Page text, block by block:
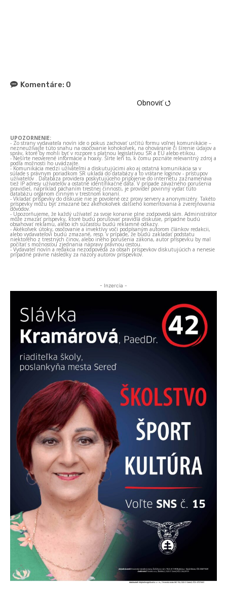
Komentáre: 0
Obnoviť ⭯
UPOZORNENIE:
- Zo strany vydavateľa novín ide o pokus zachovať určitú formu voľnej komunikácie –
nezneužívajte túto snahu na osočovanie kohokoľvek, na ohováranie či šírenie údajov a
správ, ktoré by mohli byť v rozpore s platnou legislatívou SR a EÚ alebo etikou.
- Nešírte neoverené informácie a hoaxy. Šírte len to, k čomu poznáte relevantný zdroj a
podľa možnosti ho uvádzajte.
- Komunikácia medzi užívateľmi a diskutujúcimi ako aj ostatná komunikácia sa v
súlade s právnym poriadkom SR ukladá do databázy a to vrátane loginov - prístupov
užívateľov . Databáza providera poskytujúceho pripojenie do internetu zaznamenáva
tiež IP adresy užívateľov a ostatné identifikačné dáta. V prípade závažného porušenia
pravidiel, napríklad páchaním trestnej činnosti, je provider povinný vydať túto
databázu orgánom činným v trestnom konaní.
- Vkladať príspevky do diskusie nie je povolené cez proxy servery a anonymizéry. Takéto
príspevky môžu byť zmazané bez akéhokoľvek ďalšieho komentovania a zverejňovania
dôvodov.
- Upozorňujeme, že každý užívateľ za svoje konanie plne zodpovedá sám. Administrátor
môže zmazať príspevky, ktoré budú porušovať pravidlá diskusie, prípadne budú
obsahovať reklamu, alebo ich súčasťou budú reklamné odkazy.
- Akékoľvek útoky, osočovanie a invektívy voči podpísaným autorom článkov redakcii,
alebo vydavateľovi budú zmazané, resp. v prípade, že budú zakladať podstatu
niektorého z trestných činov, alebo iného porušenia zákona, autor príspevku by mal
počítať s možnosťou zjednania nápravy právnou cestou.
- Vydavateľ novín a redakcia nezodpovedá za obsah príspevkov diskutujúcich a nenesie
prípadné právne následky za názory autorov príspevkov.
- Inzercia -